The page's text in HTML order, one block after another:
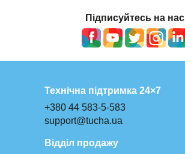
Підписуйтесь на нас
Технічна підтримка 24×7
+380 44 583-5-583
support@tucha.ua
Відділ продажу